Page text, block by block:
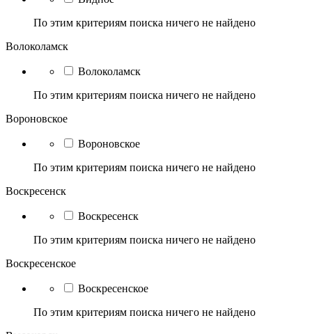
По этим критериям поиска ничего не найдено
Волоколамск
Волоколамск
По этим критериям поиска ничего не найдено
Вороновское
Вороновское
По этим критериям поиска ничего не найдено
Воскресенск
Воскресенск
По этим критериям поиска ничего не найдено
Воскресенское
Воскресенское
По этим критериям поиска ничего не найдено